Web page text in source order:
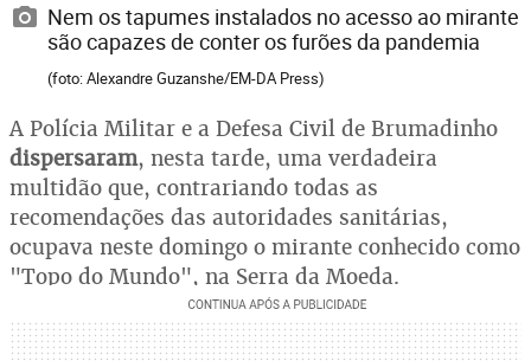
Nem os tapumes instalados no acesso ao mirante
são capazes de conter os furões da pandemia
(foto: Alexandre Guzanshe/EM-DA Press)
A Polícia Militar e a Defesa Civil de Brumadinho
dispersaram, nesta tarde, uma verdadeira
multidão que, contrariando todas as
recomendações das autoridades sanitárias,
ocupava neste domingo o mirante conhecido como
"Topo do Mundo", na Serra da Moeda.